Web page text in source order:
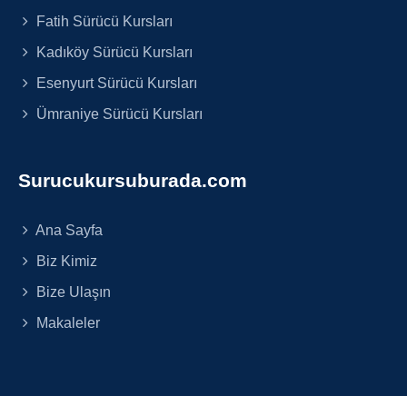
Fatih Sürücü Kursları
Kadıköy Sürücü Kursları
Esenyurt Sürücü Kursları
Ümraniye Sürücü Kursları
Surucukursuburada.com
Ana Sayfa
Biz Kimiz
Bize Ulaşın
Makaleler